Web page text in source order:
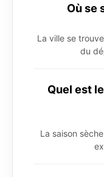
Où se
La ville se
du
Quel est
La saison